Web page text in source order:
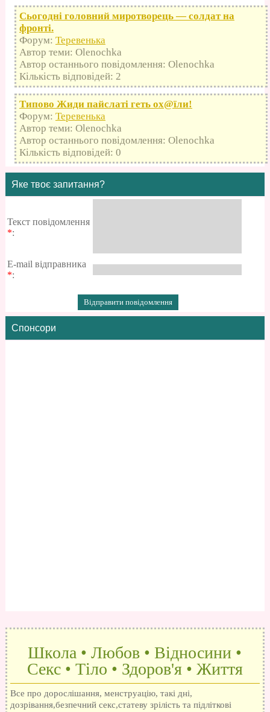
Сьогодні головний миротворець — солдат на
фронті.
Форум: Теревенька
Автор теми: Olenochka
Автор останнього повідомлення: Olenochka
Кількість відповідей: 2
Типово Жиди пайслаті геть оx@їли!
Форум: Теревенька
Автор теми: Olenochka
Автор останнього повідомлення: Olenochka
Кількість відповідей: 0
Яке твоє запитання?
Текст повідомлення
*:
E-mail відправника
*:
Спонсори
Школа • Любов • Відносини •
Секс • Тіло • Здоров'я • Життя
Все про дорослішання, менструацію, такі дні,
дозрівання,безпечний секс,статеву зрілість та підліткові